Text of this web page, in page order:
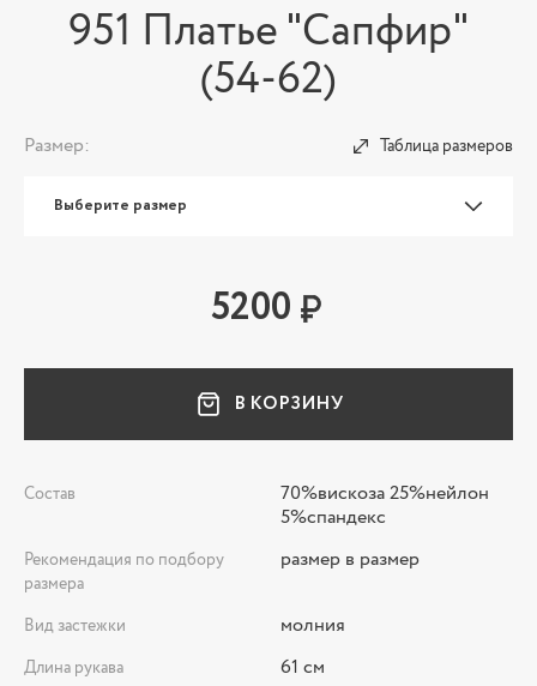
951 Платье "Сапфир"
(54-62)
Размер: Таблица размеров
Выберите размер
5200
В КОРЗИНУ
Состав
70%вискоза 25%нейлон
5%спандекс
Рекомендация по подбору
размера
размер в размер
Вид застежки молния
Длина рукава 61 см